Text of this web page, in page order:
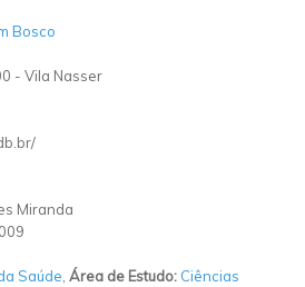
Bosco
- Vila Nasser
Miranda
Saúde Área de Estudo: Ciências